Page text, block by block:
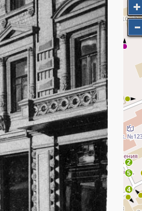
3
2
6
2
5
4